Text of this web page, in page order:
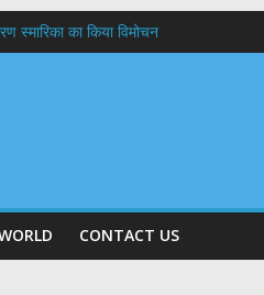
स्मारिका का किया विमोचन
से स्वतंत्रता दिवस पर अपने घरों में
CONTACT US